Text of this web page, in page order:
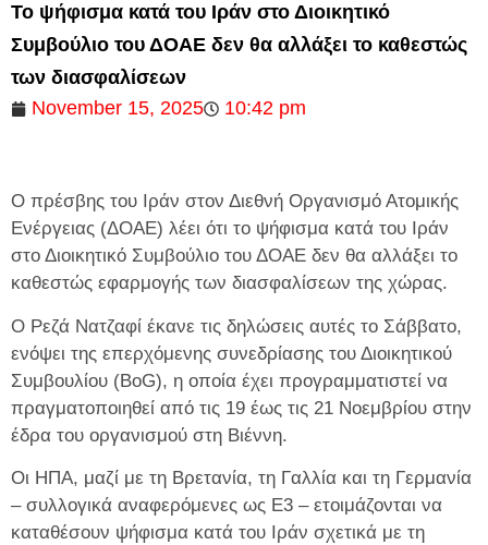
Το ψήφισμα κατά του Ιράν στο Διοικητικό
Συμβούλιο του ΔΟΑΕ δεν θα αλλάξει το καθεστώς
των διασφαλίσεων
November 15, 2025
10:42 pm
Ο πρέσβης του Ιράν στον Διεθνή Οργανισμό Ατομικής
Ενέργειας (ΔΟΑΕ) λέει ότι το ψήφισμα κατά του Ιράν
στο Διοικητικό Συμβούλιο του ΔΟΑΕ δεν θα αλλάξει το
καθεστώς εφαρμογής των διασφαλίσεων της χώρας.
Ο Ρεζά Νατζαφί έκανε τις δηλώσεις αυτές το Σάββατο,
ενόψει της επερχόμενης συνεδρίασης του Διοικητικού
Συμβουλίου (BoG), η οποία έχει προγραμματιστεί να
πραγματοποιηθεί από τις 19 έως τις 21 Νοεμβρίου στην
έδρα του οργανισμού στη Βιέννη.
Οι ΗΠΑ, μαζί με τη Βρετανία, τη Γαλλία και τη Γερμανία
– συλλογικά αναφερόμενες ως E3 – ετοιμάζονται να
καταθέσουν ψήφισμα κατά του Ιράν σχετικά με τη